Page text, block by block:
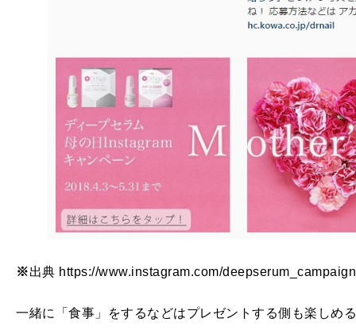
※出典 https://www.instagram.com/
一緒に「食事」をするなどはプレゼントする側も楽しめ